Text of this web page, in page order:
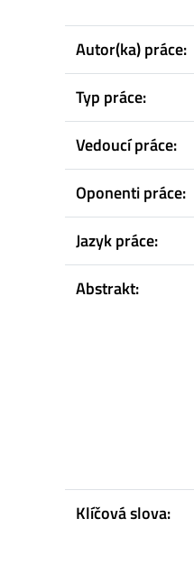
Autor(ka) práce:
Typ práce:
Vedoucí práce:
Oponenti práce:
Jazyk práce:
Abstrakt:
Klíčová slova: